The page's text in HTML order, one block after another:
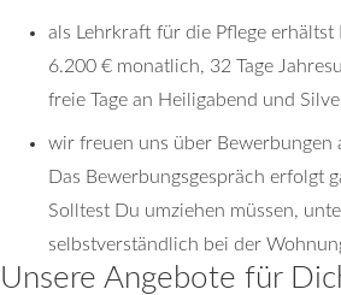
als Lehrkraft für die Pflege erhältst
6.200 € monatlich, 32 Tage
freie Tage an Heiligabend und
wir freuen uns über Bewerbungen
Das Bewerbungsgespräch erfolgt
Solltest Du umziehen müssen,
selbstverständlich bei der
Unsere Angebote für